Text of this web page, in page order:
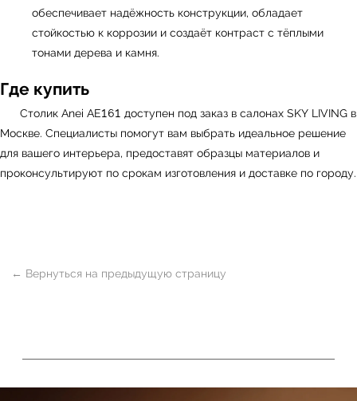
обеспечивает надёжность конструкции, обладает
стойкостью к коррозии и создаёт контраст с тёплыми
тонами дерева и камня.
Где купить
Столик Anei AE161 доступен под заказ в салонах SKY LIVING в
Москве. Специалисты помогут вам выбрать идеальное решение
для вашего интерьера, предоставят образцы материалов и
проконсультируют по срокам изготовления и доставке по городу.
Сантехника О нас
Мебель